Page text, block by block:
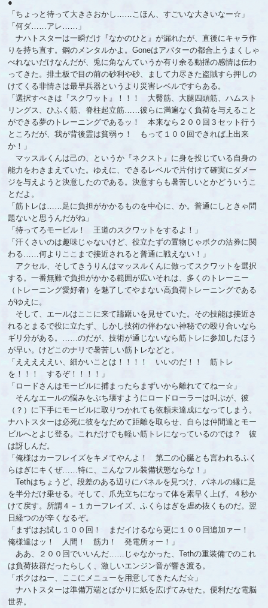
●
「ちょっと待って大きさおかし……こほん、すごいな大きいなー☆」
「何ダ……アレ……」
ナハトスターは一瞬だけ『なかのひと』が漏れたが、直後にキャラ作
りを持ち直す。鋼のメンタルかよ。Goneはアバターの都合上うまくしゃ
べれないだけなんだが、兎に角なんていうか有り余る動揺の感情は伝わ
ってきた。排土板で目の前の砂利や砂、まして力尽きた盗賊すら押しの
けてくる非情さは最早兵器というより災害レベルですらある。
「選択すべきは『スクワット』！！！ 大臀筋、大腿四頭筋、ハムスト
リングス、ひふく筋、脊柱起立筋……彼らに満遍なく負荷を与えること
ができる夢のトレーニングであるッ！ 本来なら２００回３セット行う
ところだが、我が背後霊は貧弱ゥ！ もって１００回できれば上出来
か！」
マッスルくんは己の、というか『ネクスト』に身を投じている自身の
能力をわきまえていた。ゆえに、できるレベルで片付けて確実にダメー
ジを与えようと決意したのである。決意すらも暑苦しいとかどういうこ
とだよ。
「筋トレは……足に負担がかかるものを中心に、か。普通にしときゃ問
題ないと思うんだがね」
「待ってろモービル！ 王道のスクワットをするよ！」
「汗くさいのは趣味じゃないけど、役立たずの置物じゃボクの沽券に関
わる……何よりここまで接近されると普通に戦えない！」
アクセル、そしてきうりんはマッスルくんに倣ってスクワットを選択
する。一番無難で負担がかかる範囲が広いそれは、多くのトレーニー
（トレーニング愛好者）を魅了してやまない高負荷トレーニングである
がゆえに。
そして、エールはここに来て躊躇いを見せていた。その技能は接近さ
れるとまるで役に立たず、しかし技術の伴わない神秘での殴り合いなら
ギリ分がある。……のだが、技術が通じないなら筋トレに参加したほう
が早い。けどこのナリで暑苦しい筋トレなどと。
「えええええい、細かいことは！！！！ いいのだ！！ 筋トレ
を！！！ するぞ！！！！」
「ロードさんはモービルに捕まったらまずいから離れててねー☆」
そんなエールの悩みをぶち壊すようにロードローラーは叫ぶが、彼
（？）に下手にモービルに取りつかれても依頼未達成になってしまう。
ナハトスターは必死に彼をなだめて距離を取らせ、自らは仲間達とモー
ビルへとよじ登る。これだけでも軽い筋トレになっているのでは？ 彼
は訝しんだ。
「俺様はカーフレイズをキメてやんよ！ 第二の心臓とも言われるふく
らはぎにキくぜ……特に、こんなフル装備状態ならな！」
Tethはちょうど、段差のある辺りにパネルを見つけ、パネルの縁に足
を半分だけ乗せる。そして、爪先立ちになって体を素早く上げ、４秒か
けて戻す。所謂４－１カーフレイズ、ふくらはぎを虐め抜くものだ。翌
日経つのが辛くなるぞ。
「まずはお試し１００回！ まだイけるなら更に１００回追加ァー！
俺様達はッ！ 人間！ 筋力！ 発電所ォー！」
ああ、２００回でいいんだ……じゃなかった、Tethの重装備でのこれ
は負荷抜群だったらしく、激しいエンジン音が響き渡る。
「ボクはねー、ここにメニューを用意してきたんだ☆」
ナハトスターは準備万端とばかりに紙を広げてみせた。便利だな電脳
世界。